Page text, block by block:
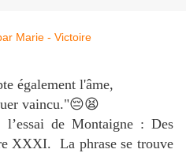
également l'âme,
vaincu."😔😫
de Montaigne : Des
XXXI. La phrase se trouve